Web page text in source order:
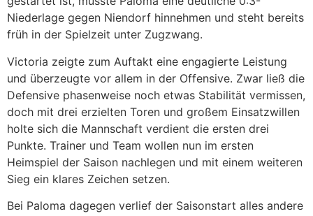
Niederlage gegen Niendorf hinnehmen und steht bereits
früh in der Spielzeit unter Zugzwang.
Victoria zeigte zum Auftakt eine engagierte Leistung
und überzeugte vor allem in der Offensive. Zwar ließ die
Defensive phasenweise noch etwas Stabilität vermissen,
doch mit drei erzielten Toren und großem Einsatzwillen
holte sich die Mannschaft verdient die ersten drei
Punkte. Trainer und Team wollen nun im ersten
Heimspiel der Saison nachlegen und mit einem weiteren
Sieg ein klares Zeichen setzen.
Bei Paloma dagegen verlief der Saisonstart alles andere